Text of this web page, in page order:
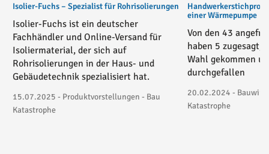
Isolier-Fuchs – Spezialist für Rohrisolierungen
Isolier-Fuchs ist ein deutscher
Fachhändler und Online-Versand für
Isoliermaterial, der sich auf
Rohrisolierungen in der Haus- und
Gebäudetechnik spezialisiert hat.
15.07.2025 - Produktvorstellungen - Bau
Katastrophe
einer Wärmepumpe
Von den 43
haben 5 zugesagt,
Wahl gekommen
durchgefallen
20.02.2024 -
Katastrophe